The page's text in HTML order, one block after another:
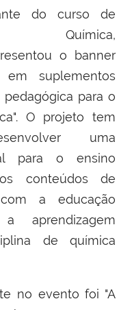
do curso de
Química,
o banner
em suplementos
para o
O projeto tem
uma
para o ensino
conteúdos de
a educação
aprendizagem
de química
no evento foi "A